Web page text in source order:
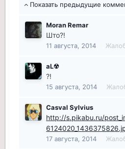
Показать предыдущие
Moran Remar
Што?!
11 августа, 2014
aL☢
?!
15 августа, 2014
Casval Sylvius
http://s.pikabu.ru/
17 августа, 2014